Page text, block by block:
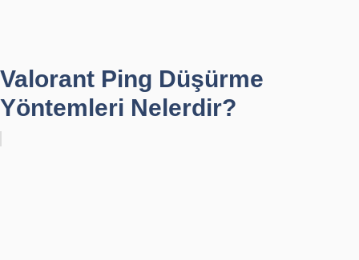
Valorant Ping Düşürme
Yöntemleri Nelerdir?